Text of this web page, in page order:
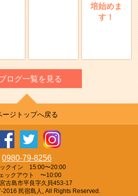
培始めま
す！
ログ一覧を見る
ージトップへ戻る
0980-79-8256
クイン 15:00〜20:00
ックアウト 〜10:00
古島市平良字久貝453-17
民宿島人, All Rights Reserved.